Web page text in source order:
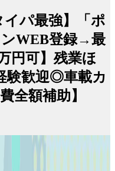
イパ最強】「ポ
WEB登録→最
円可】残業ほ
験歓迎◎車載カ
全額補助】